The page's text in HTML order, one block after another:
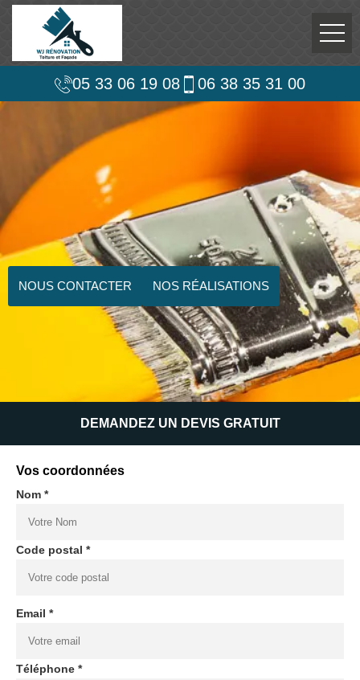
05 33 06 19 08 06 38 35 31 00
NOUS CONTACTER NOS RÉALISATIONS
DEMANDEZ UN DEVIS GRATUIT
Vos coordonnées
Nom *
Code postal *
Email *
Téléphone *